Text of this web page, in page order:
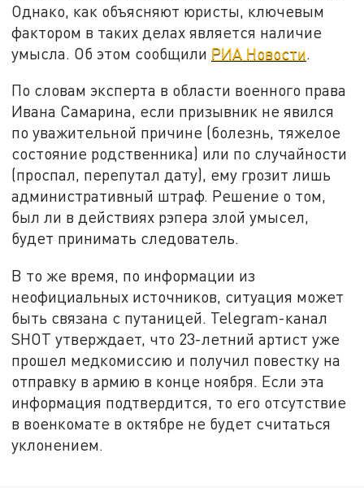
Однако, как объясняют юристы, ключевым
фактором в таких делах является наличие
умысла. Об этом сообщили РИА Новости.
По словам эксперта в области военного права
Ивана Самарина, если призывник не явился
по уважительной причине (болезнь, тяжелое
состояние родственника) или по случайности
(проспал, перепутал дату), ему грозит лишь
административный штраф. Решение о том,
был ли в действиях рэпера злой умысел,
будет принимать следователь.
В то же время, по информации из
неофициальных источников, ситуация может
быть связана с путаницей. Telegram-канал
SHOT утверждает, что 23-летний артист уже
прошел медкомиссию и получил повестку на
отправку в армию в конце ноября. Если эта
информация подтвердится, то его отсутствие
в военкомате в октябре не будет считаться
уклонением.